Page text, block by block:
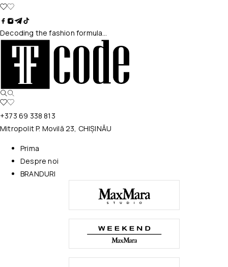
Decoding the fashion formula…
+373 69 338 813
Mitropolit P. Movilă 23, CHIȘINĂU
Prima
Despre noi
BRANDURI